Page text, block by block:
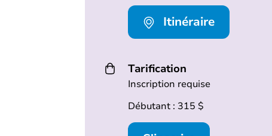
Itinéraire
Tarification
Inscription requise
Débutant : 315 $